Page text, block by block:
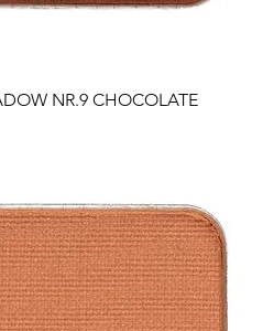
NR.9 CHOCOLATE